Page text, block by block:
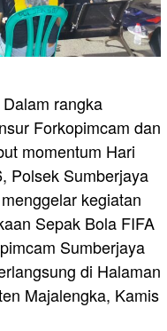
rangka
Forkopimcam dan
momentum Hari
Polsek Sumberjaya
kegiatan
Sepak Bola FIFA
Sumberjaya
di Halaman
Majalengka, Kamis